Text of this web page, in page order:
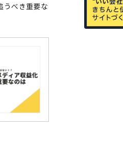
うべき重要な